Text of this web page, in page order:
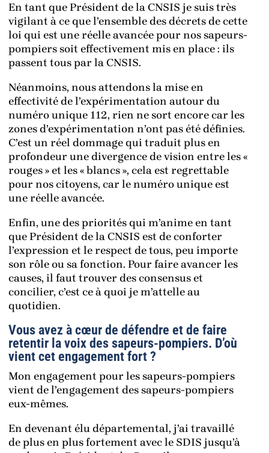
En tant que Président de la CNSIS je suis très
vigilant à ce que l’ensemble des décrets de cette
loi qui est une réelle avancée pour nos sapeurs-
pompiers soit effectivement mis en place : ils
passent tous par la CNSIS.
Néanmoins, nous attendons la mise en
effectivité de l’expérimentation autour du
numéro unique 112, rien ne sort encore car les
zones d’expérimentation n’ont pas été définies.
C’est un réel dommage qui traduit plus en
profondeur une divergence de vision entre les «
rouges » et les « blancs », cela est regrettable
pour nos citoyens, car le numéro unique est
une réelle avancée.
Enfin, une des priorités qui m’anime en tant
que Président de la CNSIS est de conforter
l’expression et le respect de tous, peu importe
son rôle ou sa fonction. Pour faire avancer les
causes, il faut trouver des consensus et
concilier, c’est ce à quoi je m’attelle au
quotidien.
Vous avez à cœur de défendre et de faire
retentir la voix des sapeurs-pompiers. D’où
vient cet engagement fort ?
Mon engagement pour les sapeurs-pompiers
vient de l’engagement des sapeurs-pompiers
eux-mêmes.
En devenant élu départemental, j’ai travaillé
de plus en plus fortement avec le SDIS jusqu’à